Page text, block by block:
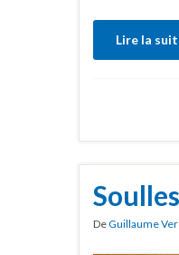
Lire la
DeGuillaume